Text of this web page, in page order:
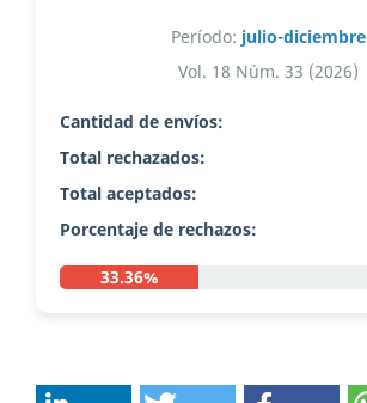
Período: julio-diciembre
Vol. 18 Núm. 33 (2026)
Cantidad de envíos:
Total rechazados:
Total aceptados:
Porcentaje de rechazos:
33.36%